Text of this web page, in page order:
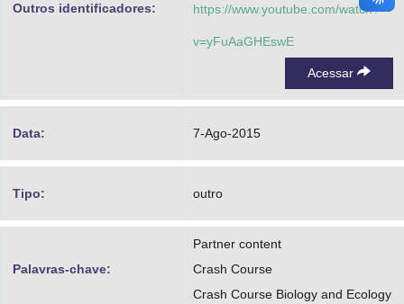
Outros identificadores: https://www.youtube.com/watch?
v=yFuAaGHEswE
Acessar
Data: 7-Ago-2015
Tipo: outro
Palavras-chave:
Partner content
Crash Course
Crash Course Biology and Ecology